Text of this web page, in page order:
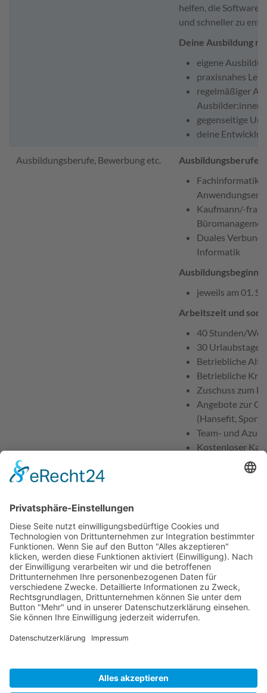
helfen, die Software
und schneller zu
Deine Ausbildung
eigene
praxisnahes
regelmäßiger
Ausbilder:innen
gegenseitige
deine
Ausbildungsberufe, Bewerbung etc.
Ausbildungsberufe:
Kaufmann/-frau
Duales
Informatik
Ausbildungsbeginn:
jeweils am 01.
Arbeitszeit und
40 Stunden/
30 Urlaubstage
Betriebliche
Betriebliche
Zuschuss zum
Angebote zur
(Hansefit,
Team- und
Kostenloser
Kostenloses
Freizeitraum
Unsere aktuellen
https://
Ansprechpartner für Bewerbungen Frau Maxi Bauer
Telefon +49 9131 7518-777
E-Mail